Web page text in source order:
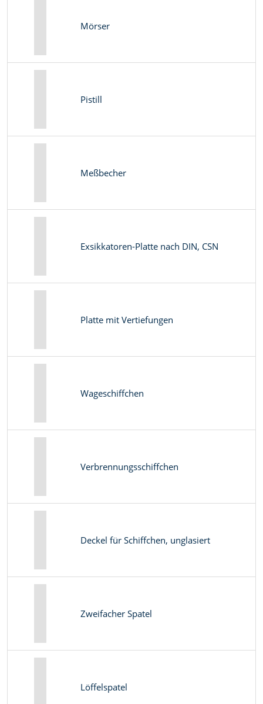
Mörser
Pistill
Meßbecher
Exsikkatoren-Platte nach DIN, CSN
Platte mit Vertiefungen
Wageschiffchen
Verbrennungsschiffchen
Deckel für Schiffchen, unglasiert
Zweifacher Spatel
Löffelspatel